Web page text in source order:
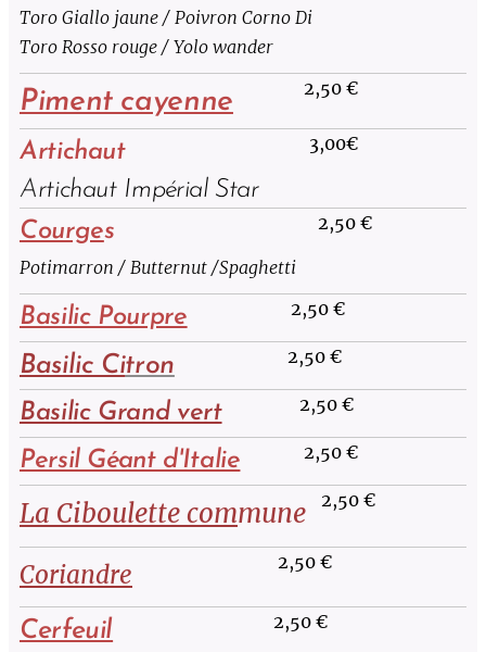
Toro Giallo jaune / Poivron Corno Di
Toro Rosso rouge / Yolo wander
Piment cayenne 2,50 €
Artichaut
Artichaut Impérial Star
3,00€
Courges
Potimarron / Butternut /Spaghetti
2,50 €
Basilic Pourpre 2,50 €
Basilic Citron 2,50 €
Basilic Grand vert 2,50 €
Persil Géant d'Italie 2,50 €
La Ciboulettecommune 2,50 €
Coriandre 2,50 €
Cerfeuil 2,50 €